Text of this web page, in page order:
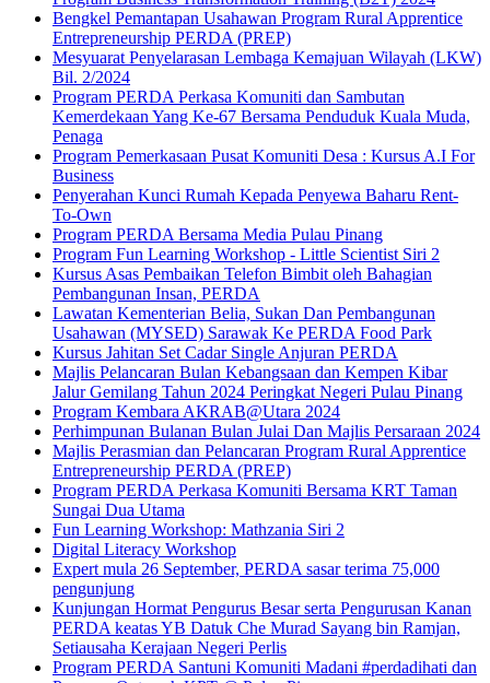
Bengkel Pemantapan Usahawan Program Rural Apprentice
Entrepreneurship PERDA (PREP)
Mesyuarat Penyelarasan Lembaga Kemajuan Wilayah (LKW)
Bil. 2/2024
Program PERDA Perkasa Komuniti dan Sambutan
Kemerdekaan Yang Ke-67 Bersama Penduduk Kuala Muda,
Penaga
Program Pemerkasaan Pusat Komuniti Desa : Kursus A.I For
Business
Penyerahan Kunci Rumah Kepada Penyewa Baharu Rent-
To-Own
Program PERDA Bersama Media Pulau Pinang
Program Fun Learning Workshop - Little Scientist Siri 2
Kursus Asas Pembaikan Telefon Bimbit oleh Bahagian
Pembangunan Insan, PERDA
Lawatan Kementerian Belia, Sukan Dan Pembangunan
Usahawan (MYSED) Sarawak Ke PERDA Food Park
Kursus Jahitan Set Cadar Single Anjuran PERDA
Majlis Pelancaran Bulan Kebangsaan dan Kempen Kibar
Jalur Gemilang Tahun 2024 Peringkat Negeri Pulau Pinang
Program Kembara AKRAB@Utara 2024
Perhimpunan Bulanan Bulan Julai Dan Majlis Persaraan 2024
Majlis Perasmian dan Pelancaran Program Rural Apprentice
Entrepreneurship PERDA (PREP)
Program PERDA Perkasa Komuniti Bersama KRT Taman
Sungai Dua Utama
Fun Learning Workshop: Mathzania Siri 2
Digital Literacy Workshop
Expert mula 26 September, PERDA sasar terima 75,000
pengunjung
Kunjungan Hormat Pengurus Besar serta Pengurusan Kanan
PERDA keatas YB Datuk Che Murad Sayang bin Ramjan,
Setiausaha Kerajaan Negeri Perlis
Program PERDA Santuni Komuniti Madani #perdadihati dan